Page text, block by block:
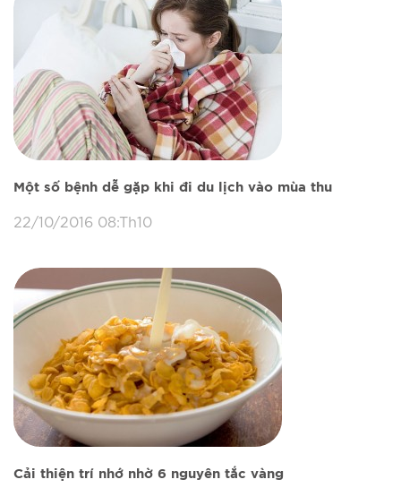
Một số bệnh dễ gặp khi đi du lịch vào mùa thu
22/10/2016 08:Th10
Cải thiện trí nhớ nhờ 6 nguyên tắc vàng